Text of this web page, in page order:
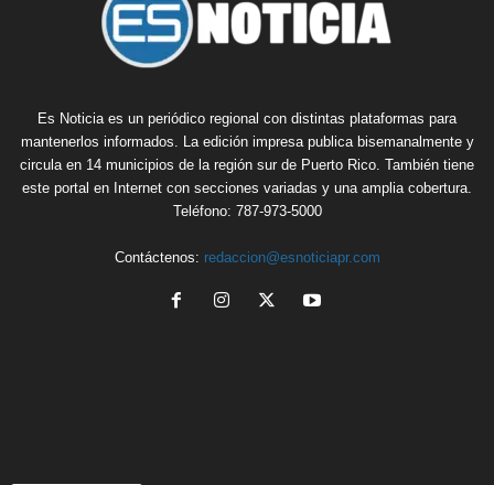
Es Noticia es un periódico regional con distintas plataformas para
mantenerlos informados. La edición impresa publica bisemanalmente y
circula en 14 municipios de la región sur de Puerto Rico. También tiene
este portal en Internet con secciones variadas y una amplia cobertura.
Teléfono: 787-973-5000
Contáctenos: redaccion@esnoticiapr.com